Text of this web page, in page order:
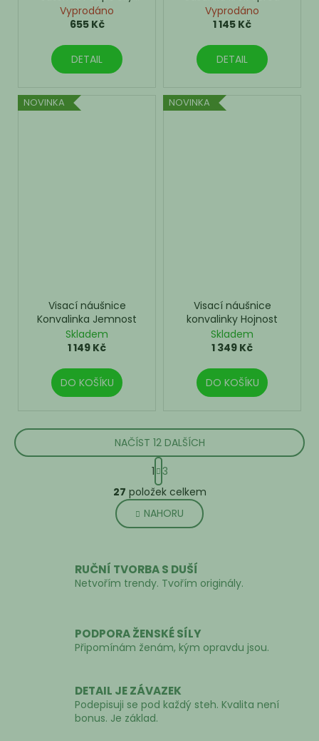
Stabilita, která se učí
rozkvétat.
Vyprodáno
655 Kč
DETAIL
Vyprodáno
1 145 Kč
DETAIL
NOVINKA
Visací náušnice
Konvalinka Jemnost
Skladem
1 149 Kč
DO KOŠÍKU
NOVINKA
Visací náušnice
konvalinky Hojnost
Skladem
1 349 Kč
DO KOŠÍKU
O
v
l
á
a
c
r
v
k
v
ý
NAČÍST 12 DALŠÍCH
S
t
r
á
n
k
á
n
1 3
27 položek celkem
NAHORU
RUČNÍ TVORBA S DUŠÍ
Netvořím trendy. Tvořím originály.
PODPORA ŽENSKÉ SÍLY
Připomínám ženám, kým opravdu jsou.
DETAIL JE ZÁVAZEK
Podepisuji se pod každý steh. Kvalita není
bonus. Je základ.